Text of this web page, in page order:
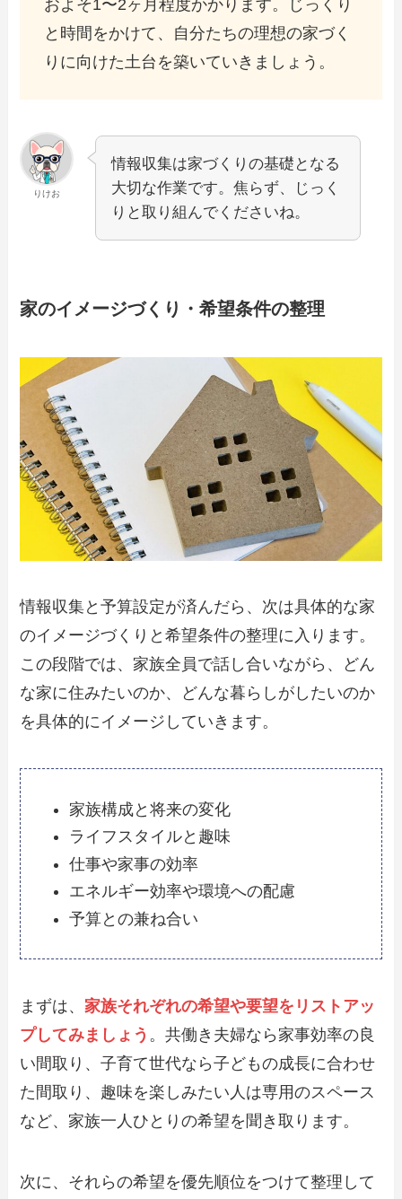
およそ1〜2ヶ月程度かかります。じっくり
と時間をかけて、自分たちの理想の家づく
りに向けた土台を築いていきましょう。
りけお
情報収集は家づくりの基礎となる
大切な作業です。焦らず、じっく
りと取り組んでくださいね。
家のイメージづくり・希望条件の整理
情報収集と予算設定が済んだら、次は具体的な家
のイメージづくりと希望条件の整理に入ります。
この段階では、家族全員で話し合いながら、どん
な家に住みたいのか、どんな暮らしがしたいのか
を具体的にイメージしていきます。
家族構成と将来の変化
ライフスタイルと趣味
仕事や家事の効率
エネルギー効率や環境への配慮
予算との兼ね合い
まずは、家族それぞれの希望や要望をリストアッ
プしてみましょう 。共働き夫婦なら家事効率の良
い間取り、子育て世代なら子どもの成長に合わせ
た間取り、趣味を楽しみたい人は専用のスペース
など、家族一人ひとりの希望を聞き取ります。
次に、それらの希望を優先順位をつけて整理して